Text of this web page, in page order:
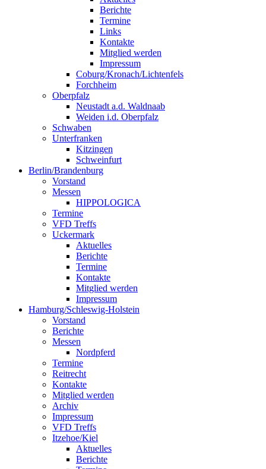
Berichte
Termine
Links
Kontakte
Mitglied werden
Impressum
Coburg/Kronach/Lichtenfels
Forchheim
Oberpfalz
Neustadt a.d. Waldnaab
Weiden i.d. Oberpfalz
Schwaben
Unterfranken
Kitzingen
Schweinfurt
Berlin/Brandenburg
Vorstand
Messen
HIPPOLOGICA
Termine
VFD Treffs
Uckermark
Aktuelles
Berichte
Termine
Kontakte
Mitglied werden
Impressum
Hamburg/Schleswig-Holstein
Vorstand
Berichte
Messen
Nordpferd
Termine
Reitrecht
Kontakte
Mitglied werden
Archiv
Impressum
VFD Treffs
Itzehoe/Kiel
Aktuelles
Berichte